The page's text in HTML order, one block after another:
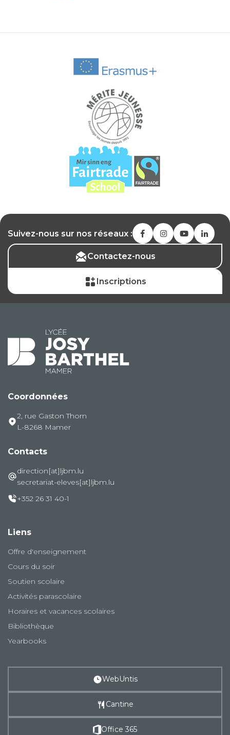
Suivez-nous sur nos réseaux :
Contactez-nous
Inscriptions
Coordonnées
2, rue Gaston Thorn
L-8268 Mamer
Contacts
direction[at]ljbm.lu
secretariat-eleves[at]ljbm.lu
+352 26 31 40-1
Liens
Offre d'enseignement
Cours du soir
Soutien scolaire
Activités parascolaire
Horaires et vacances scolaires
Bibliothèque
Yearbooks
WebUntis
Cantine
Office 365